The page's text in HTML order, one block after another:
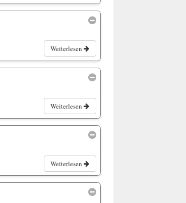
Weiterlesen
Weiterlesen
Weiterlesen